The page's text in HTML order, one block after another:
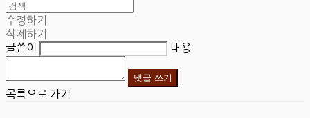
수정하기
삭제하기
글쓴이
내용
댓글 쓰기
목록으로 가기